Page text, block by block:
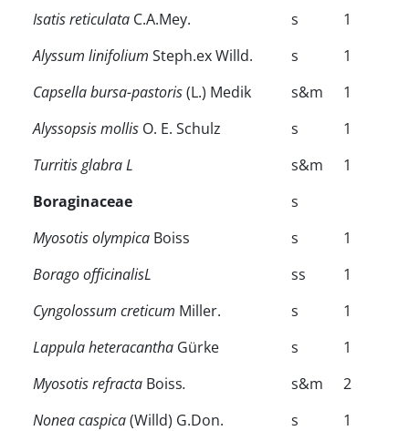
Isatis reticulata C.A.Mey. s
1
Alyssum linifolium Steph.ex Willd. s
1
Capsella bursa-pastoris(L.) Medik s&m
1
Alyssopsis mollis O. E. Schulz s
1
Turritis glabra L
s&m
1
Boraginaceae
s
Myosotis olympica Boiss s
1
Borago officinalisL
ss
1
Cyngolossum creticum Miller. s
1
Lappula heteracantha Gürke s
1
Myosotis refracta Boiss. s&m
2
Nonea caspica(Willd) G.Don. s
1